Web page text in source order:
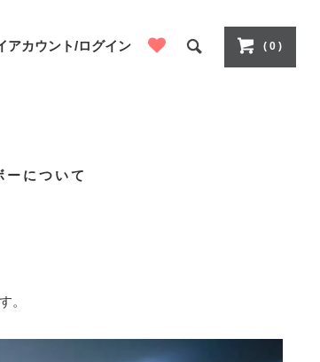
アカウント/ログイン ( 0 )
ーについて
。